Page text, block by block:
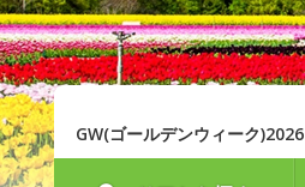
GW(ゴールデンウィーク)2026